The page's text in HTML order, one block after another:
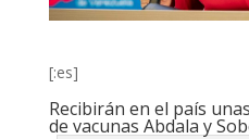
[:es]
Recibirán en el país
de vacunas Abdala y